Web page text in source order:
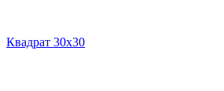
Квадрат 30х30